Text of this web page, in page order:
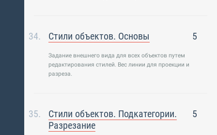
Стили объектов. Основы 5
Задание внешнего вида для всех объектов путем
редактирования стилей. Вес линии для проекции и
разреза.
Стили объектов. Подкатегории.
Разрезание
5